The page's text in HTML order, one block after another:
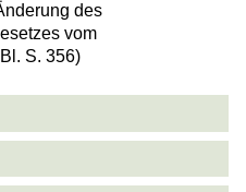
des
vom
S. 356)